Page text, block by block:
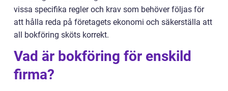
vissa specifika regler och krav som behöver följas för
att hålla reda på företagets ekonomi och säkerställa att
all bokföring sköts korrekt.
Vad är bokföring för enskild
firma?